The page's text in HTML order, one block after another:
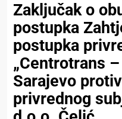
Zaključak o
postupka
postupka
„Centrotrans
Sarajevo
privrednog